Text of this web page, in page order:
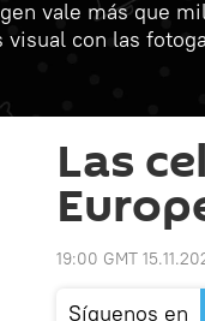
vale más que
visual con las
Las
19:00 GMT
Síguenos en